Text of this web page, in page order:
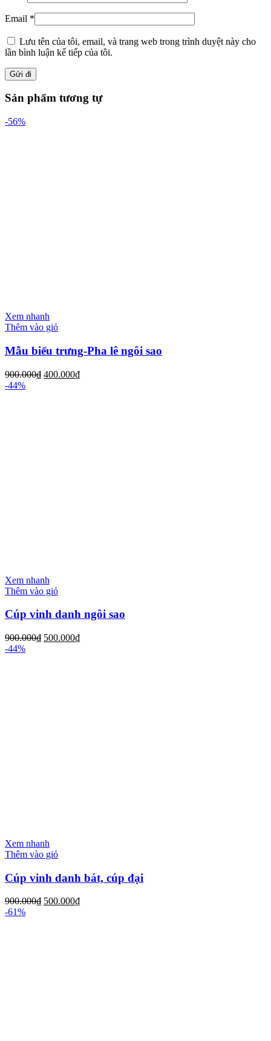
Email *
Lưu tên của tôi, email, và trang web trong trình duyệt này cho
lần bình luận kế tiếp của tôi.
Sản phẩm tương tự
-56%
Xem nhanh
Thêm vào giỏ
Mẫu biểu trưng-Pha lê ngôi sao
900.000₫ 400.000₫
-44%
Xem nhanh
Thêm vào giỏ
Cúp vinh danh ngôi sao
900.000₫ 500.000₫
-44%
Xem nhanh
Thêm vào giỏ
Cúp vinh danh bát, cúp đại
900.000₫ 500.000₫
-61%